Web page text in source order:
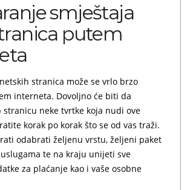
smještaja
putem
stranica može se vrlo brzo
interneta. Dovoljno će biti da
stranicu neke tvrtke koja nudi ove
korak po korak što se od vas traži.
odabrati željenu vrstu, željeni paket
te na kraju unijeti sve
za plaćanje kao i vaše osobne